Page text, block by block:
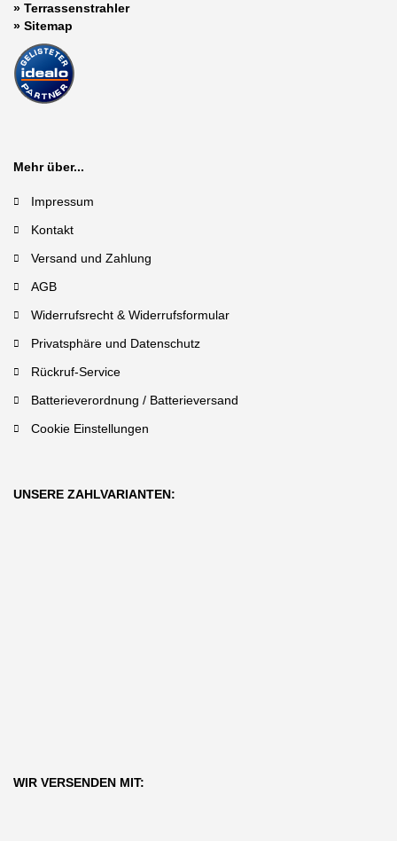
» Terrassenstrahler
» Sitemap
Mehr über...
Impressum
Kontakt
Versand und Zahlung
AGB
Widerrufsrecht & Widerrufsformular
Privatsphäre und Datenschutz
Rückruf-Service
Batterieverordnung / Batterieversand
Cookie Einstellungen
UNSERE ZAHLVARIANTEN:
WIR VERSENDEN MIT: